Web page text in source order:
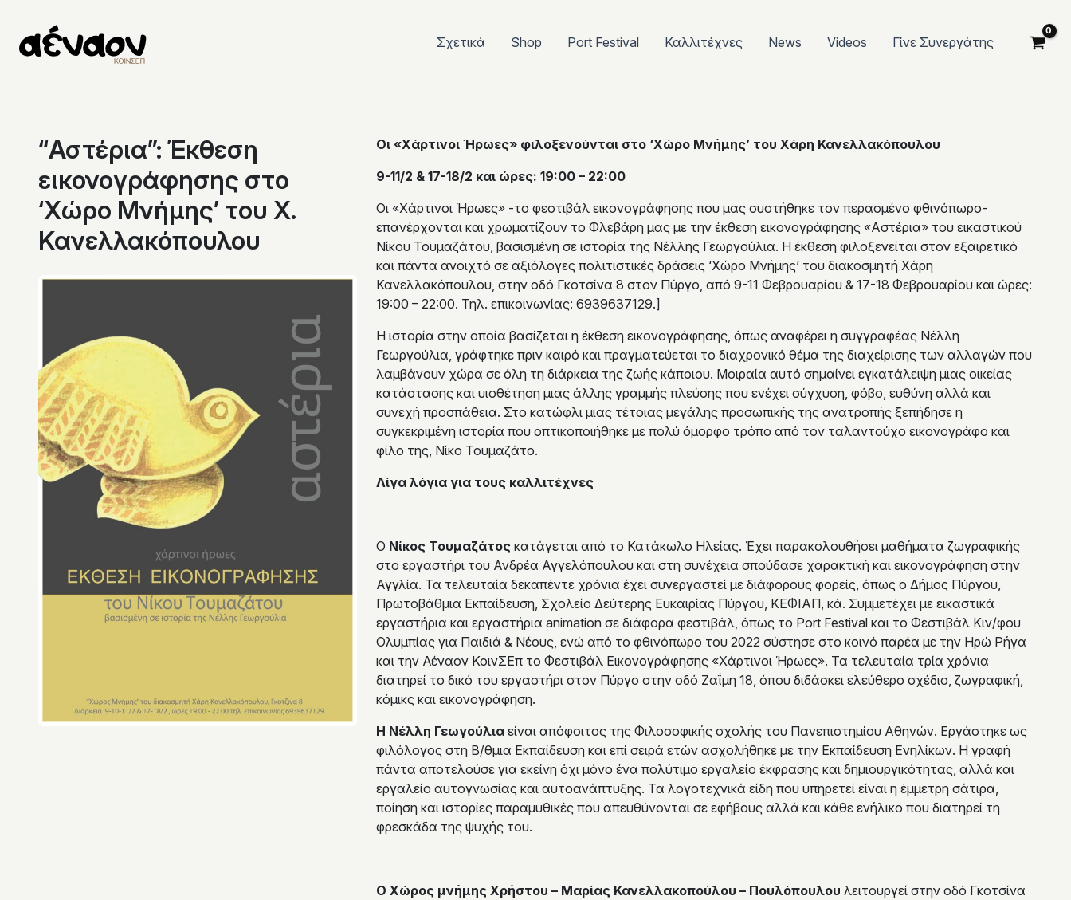
περιεχόμενο
Σχετικά Shop Port Festival Καλλιτέχνες News Videos Γίνε Συνεργάτης
“Αστέρια”: Έκθεση
εικονογράφησης στο
‘Χώρο Μνήμης’ του Χ.
Κανελλακόπουλου
Οι «Χάρτινοι Ήρωες» φιλοξενούνται στο ‘Χώρο Μνήμης’ του Χάρη Κανελλακόπουλου
9-11/2 & 17-18/2 και ώρες: 19:00 – 22:00
Οι «Χάρτινοι Ήρωες» -το φεστιβάλ εικονογράφησης που μας συστήθηκε τον περασμένο φθινόπωρο-
επανέρχονται και χρωματίζουν το Φλεβάρη μας με την έκθεση εικονογράφησης «Αστέρια» του εικαστικού
Νίκου Τουμαζάτου, βασισμένη σε ιστορία της Νέλλης Γεωργούλια. Η έκθεση φιλοξενείται στον εξαιρετικό
και πάντα ανοιχτό σε αξιόλογες πολιτιστικές δράσεις ‘Χώρο Μνήμης’ του διακοσμητή Χάρη
Κανελλακόπουλου, στην οδό Γκοτσίνα 8 στον Πύργο, από 9-11 Φεβρουαρίου & 17-18 Φεβρουαρίου και ώρες:
19:00 – 22:00. Τηλ. επικοινωνίας: 6939637129.]
Η ιστορία στην οποία βασίζεται η έκθεση εικονογράφησης, όπως αναφέρει η συγγραφέας Νέλλη
Γεωργούλια, γράφτηκε πριν καιρό και πραγματεύεται το διαχρονικό θέμα της διαχείρισης των αλλαγών που
λαμβάνουν χώρα σε όλη τη διάρκεια της ζωής κάποιου. Μοιραία αυτό σημαίνει εγκατάλειψη μιας οικείας
κατάστασης και υιοθέτηση μιας άλλης γραμμής πλεύσης που ενέχει σύγχυση, φόβο, ευθύνη αλλά και
συνεχή προσπάθεια. Στο κατώφλι μιας τέτοιας μεγάλης προσωπικής της ανατροπής ξεπήδησε η
συγκεκριμένη ιστορία που οπτικοποιήθηκε με πολύ όμορφο τρόπο από τον ταλαντούχο εικονογράφο και
φίλο της, Νίκο Τουμαζάτο.
Λίγα λόγια για τους καλλιτέχνες
Ο Νίκος Τουμαζάτος κατάγεται από το Κατάκωλο Ηλείας. Έχει παρακολουθήσει μαθήματα ζωγραφικής
στο εργαστήρι του Ανδρέα Αγγελόπουλου και στη συνέχεια σπούδασε χαρακτική και εικονογράφηση στην
Αγγλία. Τα τελευταία δεκαπέντε χρόνια έχει συνεργαστεί με διάφορους φορείς, όπως ο Δήμος Πύργου,
Πρωτοβάθμια Εκπαίδευση, Σχολείο Δεύτερης Ευκαιρίας Πύργου, ΚΕΦΙΑΠ, κά. Συμμετέχει με εικαστικά
εργαστήρια και εργαστήρια animation σε διάφορα φεστιβάλ, όπως το Port Festival και το Φεστιβάλ Κιν/φου
Ολυμπίας για Παιδιά & Νέους, ενώ από το φθινόπωρο του 2022 σύστησε στο κοινό παρέα με την Ηρώ Ρήγα
και την Αέναον ΚοινΣΕπ το Φεστιβάλ Εικονογράφησης «Χάρτινοι Ήρωες». Τα τελευταία τρία χρόνια
διατηρεί το δικό του εργαστήρι στον Πύργο στην οδό Ζαΐμη 18, όπου διδάσκει ελεύθερο σχέδιο, ζωγραφική,
κόμικς και εικονογράφηση.
Η Νέλλη Γεωγούλια είναι απόφοιτος της Φιλοσοφικής σχολής του Πανεπιστημίου Αθηνών. Εργάστηκε ως
φιλόλογος στη Β/θμια Εκπαίδευση και επί σειρά ετών ασχολήθηκε με την Εκπαίδευση Ενηλίκων. Η γραφή
πάντα αποτελούσε για εκείνη όχι μόνο ένα πολύτιμο εργαλείο έκφρασης και δημιουργικότητας, αλλά και
εργαλείο αυτογνωσίας και αυτοανάπτυξης. Τα λογοτεχνικά είδη που υπηρετεί είναι η έμμετρη σάτιρα,
ποίηση και ιστορίες παραμυθικές που απευθύνονται σε εφήβους αλλά και κάθε ενήλικο που διατηρεί τη
φρεσκάδα της ψυχής του.
Ο Χώρος μνήμης Χρήστου – Μαρίας Κανελλακοπούλου – Πουλόπουλου λειτουργεί στην οδό Γκοτσίνα